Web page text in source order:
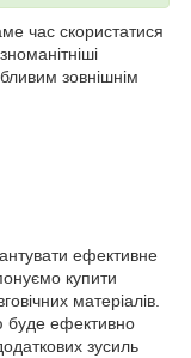
час скористатися
зовнішнім
ефективне
купити
матеріалів.
буде ефективно
зусиль